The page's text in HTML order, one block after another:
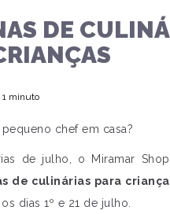
DE
1 minuto
chef em casa?
de julho, o Miramar
de culinárias para
dias 1º e 21 de julho.